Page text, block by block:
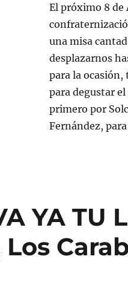
El próximo 8 de
una misa
desplazarnos
para la ocasión,
para degustar
primero por
Fernández,
YA TU